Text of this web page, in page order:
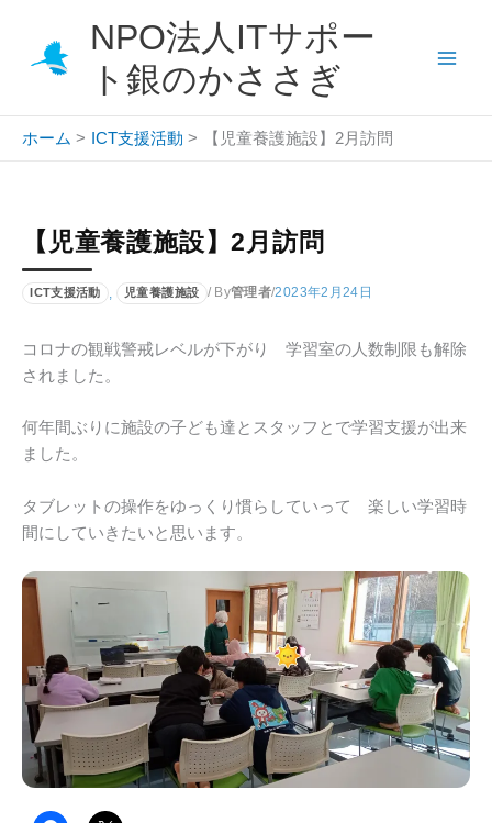
キ
NPO法人ITサポー
ト銀のかささぎ
ホーム ICT支援活動 【児童養護施設】2月訪問
【児童養護施設】2月訪問
ICT支援活動 児童養護施設 / By管理者/2023年2月24日
コロナの観戦警戒レベルが下がり 学習室の人数制限も解除
されました。
何年間ぶりに施設の子ども達とスタッフとで学習支援が出来
ました。
タブレットの操作をゆっくり慣らしていって 楽しい学習時
間にしていきたいと思います。